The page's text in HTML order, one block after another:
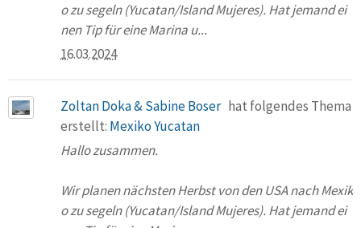
o zu segeln (Yucatan/Island Mujeres). Hat jemand ei
nen Tip für eine Marina u...
16.03.2024
Zoltan Doka & Sabine Boser hat folgendes Thema
erstellt: Mexiko Yucatan
Hallo zusammen.
Wir planen nächsten Herbst von den USA nach Mexik
o zu segeln (Yucatan/Island Mujeres). Hat jemand ei